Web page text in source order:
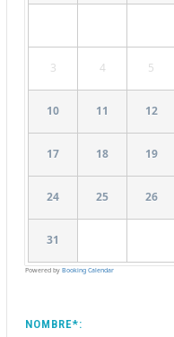
3 4 5
10 11 12
17 18 19
24 25 26
31
Powered byBooking Calendar
NOMBRE*: